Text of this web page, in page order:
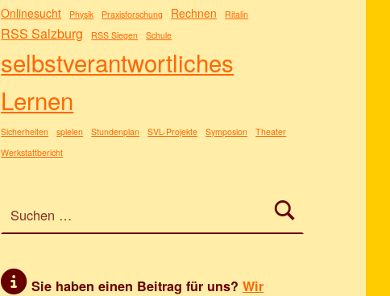
Onlinesucht Physik Praxisforschung Rechnen Ritalin
RSS Salzburg RSS Siegen Schule
selbstverantwortliches
Lernen
Sicherheiten spielen Stundenplan SVL-Projekte Symposion
Theater
Werkstattbericht
Sie haben einen Beitrag für uns?Wir